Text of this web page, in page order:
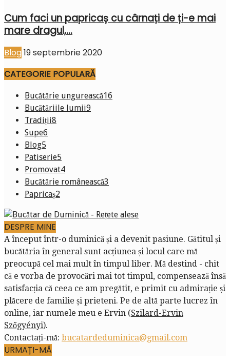
Cum faci un papricaș cu cârnați de ți-e mai
mare dragul,...
Blog19 septembrie 2020
CATEGORIE POPULARĂ
Bucătărie ungurească16
Bucătăriile lumii9
Tradiții8
Supe6
Blog5
Patiserie5
Promovat4
Bucătărie românească3
Papricaș2
DESPRE MINE
A început într-o duminică și a devenit pasiune. Gătitul și
bucătăria în general sunt acțiunea și locul care mă
preocupă cel mai mult în timpul liber. Mă destind - chit
că e vorba de provocări mai tot timpul, compensează însă
satisfacția că ceea ce am pregătit, e primit cu admirație și
plăcere de familie și prieteni. Pe de altă parte lucrez în
online, iar numele meu e Ervin (Szilard-Ervin
Szőgyényi).
Contactați-mă: bucatardeduminica@gmail.com
URMAȚI-MĂ